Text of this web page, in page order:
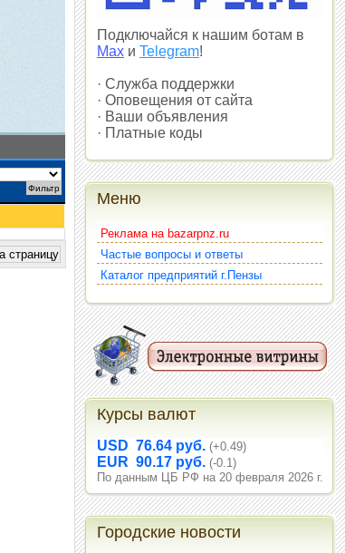
Подключайся к нашим ботам в
Max и Telegram!
· Служба поддержки
· Оповещения от сайта
· Ваши объявления
· Платные коды
Меню
Реклама на bazarpnz.ru
Частые вопросы и ответы
Каталог предприятий г.Пензы
Курсы валют
USD 76.64 руб. (+0.49)
EUR 90.17 руб. (-0.1)
По данным ЦБ РФ на 20 февраля 2026 г.
Городские новости